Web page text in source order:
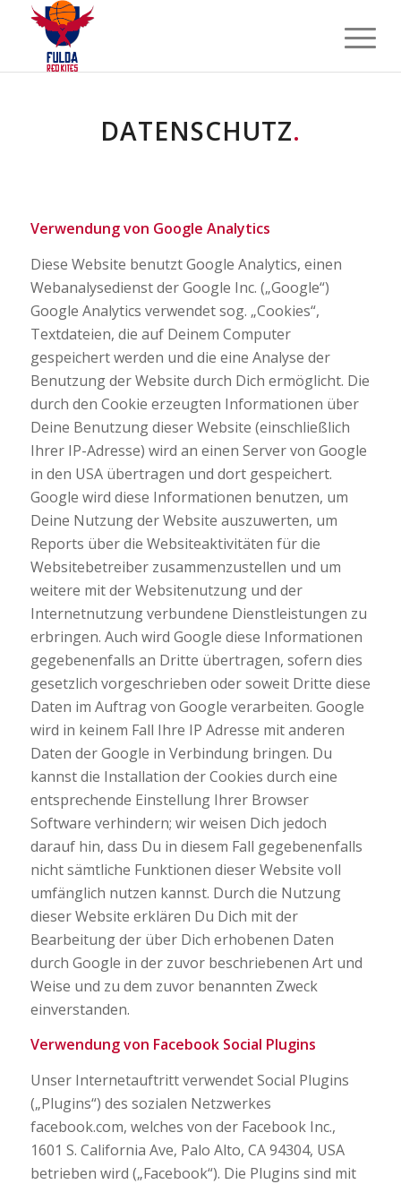
DATENSCHUTZ.
Verwendung von Google Analytics
Diese Website benutzt Google Analytics, einen
Webanalysedienst der Google Inc. („Google“)
Google Analytics verwendet sog. „Cookies“,
Textdateien, die auf Deinem Computer
gespeichert werden und die eine Analyse der
Benutzung der Website durch Dich ermöglicht. Die
durch den Cookie erzeugten Informationen über
Deine Benutzung dieser Website (einschließlich
Ihrer IP-Adresse) wird an einen Server von Google
in den USA übertragen und dort gespeichert.
Google wird diese Informationen benutzen, um
Deine Nutzung der Website auszuwerten, um
Reports über die Websiteaktivitäten für die
Websitebetreiber zusammenzustellen und um
weitere mit der Websitenutzung und der
Internetnutzung verbundene Dienstleistungen zu
erbringen. Auch wird Google diese Informationen
gegebenenfalls an Dritte übertragen, sofern dies
gesetzlich vorgeschrieben oder soweit Dritte diese
Daten im Auftrag von Google verarbeiten. Google
wird in keinem Fall Ihre IP Adresse mit anderen
Daten der Google in Verbindung bringen. Du
kannst die Installation der Cookies durch eine
entsprechende Einstellung Ihrer Browser
Software verhindern; wir weisen Dich jedoch
darauf hin, dass Du in diesem Fall gegebenenfalls
nicht sämtliche Funktionen dieser Website voll
umfänglich nutzen kannst. Durch die Nutzung
dieser Website erklären Du Dich mit der
Bearbeitung der über Dich erhobenen Daten
durch Google in der zuvor beschriebenen Art und
Weise und zu dem zuvor benannten Zweck
einverstanden.
Verwendung von Facebook Social Plugins
Unser Internetauftritt verwendet Social Plugins
(„Plugins“) des sozialen Netzwerkes
facebook.com, welches von der Facebook Inc.,
1601 S. California Ave, Palo Alto, CA 94304, USA
betrieben wird („Facebook“). Die Plugins sind mit